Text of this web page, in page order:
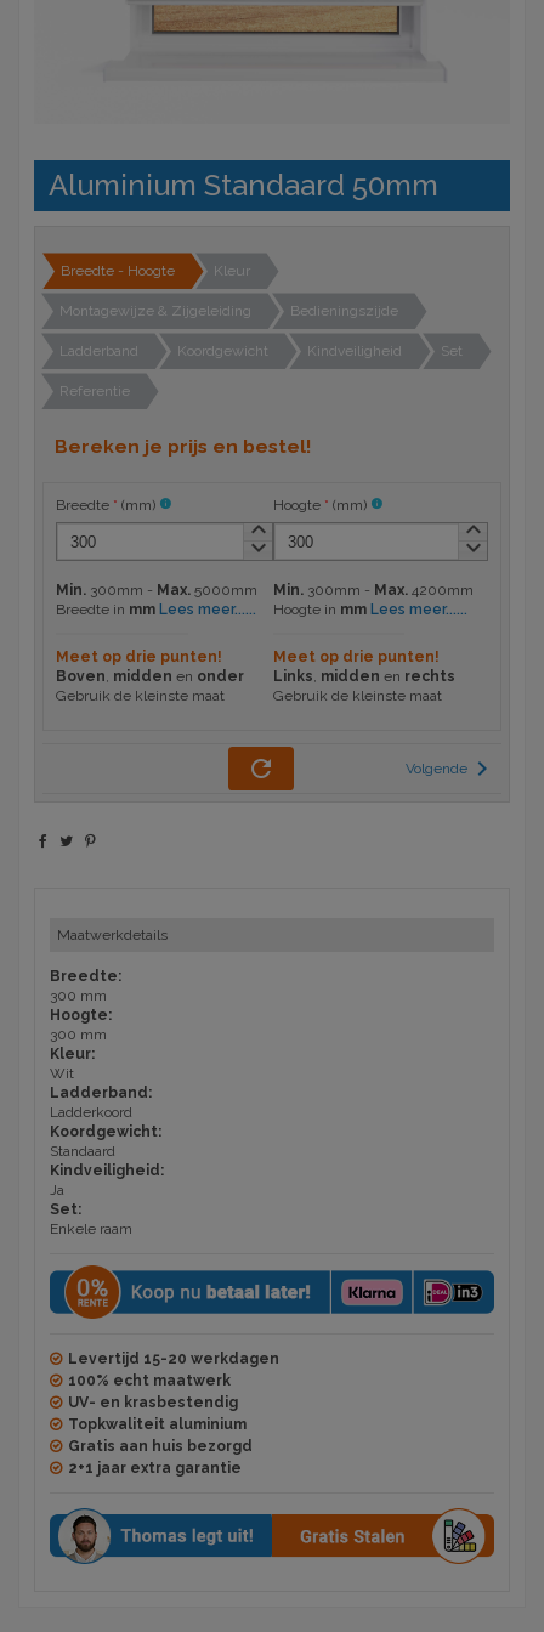
Aluminium Standaard 50mm
Breedte - Hoogte Kleur
Montagewijze & Zijgeleiding Bedieningszijde
Ladderband Koordgewicht Kindveiligheid Set
Referentie
Bereken je prijs en bestel!
Breedte * (mm) info
keyboard_arrow_up
keyboard_arrow_down
Min. 300mm - Max. 5000mm
Breedte in mm Lees meer......
Meet op drie punten!
Boven, midden en onder
Gebruik de kleinste maat
Hoogte * (mm) info
keyboard_arrow_up
keyboard_arrow_down
Min.300mm - Max.4200mm
Hoogte in mm Lees meer......
Meet op drie punten!
Links, midden en rechts
Gebruik de kleinste maat
refresh Volgendechevron_right
Maatwerkdetails
Breedte:
300 mm
Hoogte:
300 mm
Kleur:
Wit
Ladderband:
Ladderkoord
Koordgewicht:
Standaard
Kindveiligheid:
Ja
Set:
Enkele raam
Levertijd 15-20 werkdagen
100% echt maatwerk
UV- en krasbestendig
Topkwaliteit aluminium
Gratis aan huis bezorgd
2+1 jaar extra garantie